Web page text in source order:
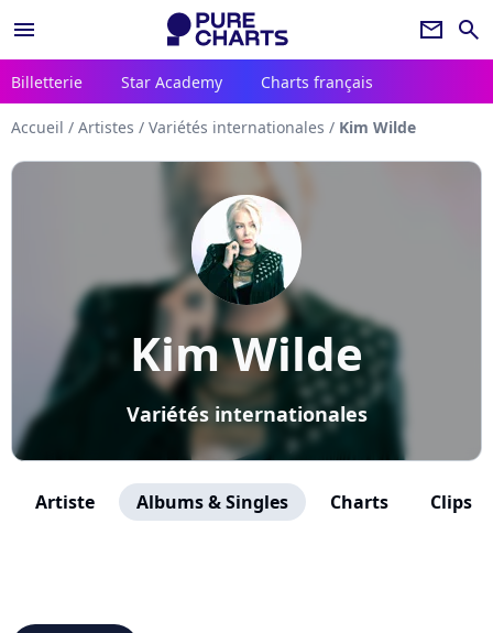
menu newsletter search
Billetterie Star Academy Charts français
Accueil / Artistes / Variétés internationales / Kim Wilde
Kim Wilde
Variétés internationales
Artiste Albums & Singles Charts Clips